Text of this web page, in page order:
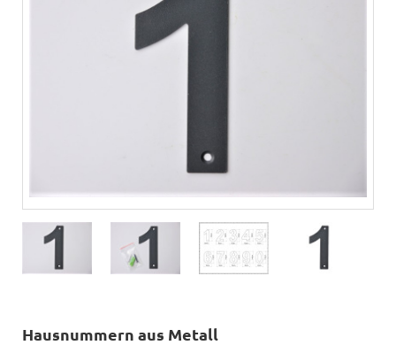
Hausnummern aus Metall